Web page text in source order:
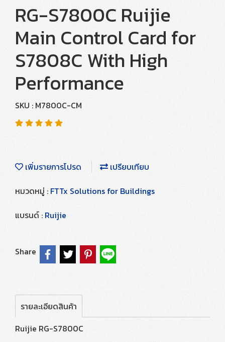
RG-S7800C Ruijie
Main Control Card for
S7808C With High
Performance
SKU : M7800C-CM
เพิ่มรายการโปรด
เปรียบเทียบ
หมวดหมู่ : FTTx Solutions for Buildings
แบรนด์ : Ruijie
Share
รายละเอียดสินค้า
Ruijie RG-S7800C